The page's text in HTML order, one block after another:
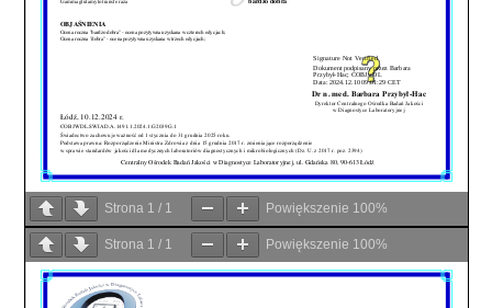
Strona 1 / 1 Powiększenie 100%
Strona 1 / 1 Powiększenie 100%